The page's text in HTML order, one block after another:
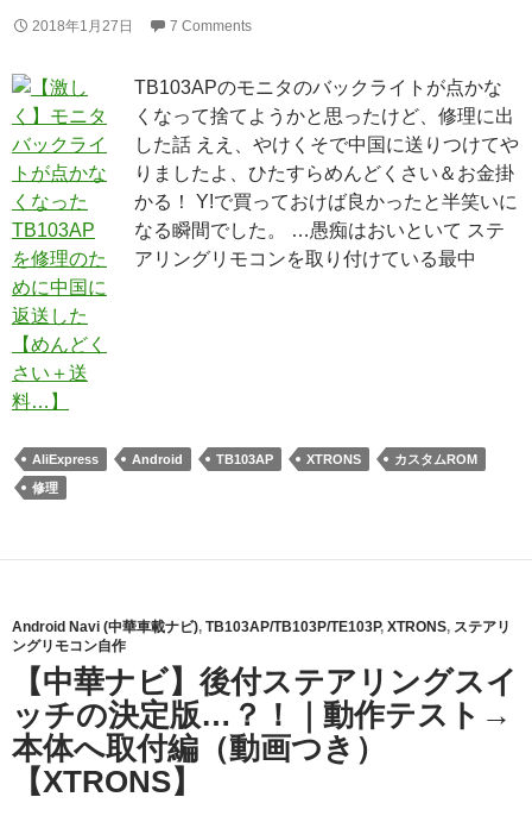
2018年1月27日 7 Comments
TB103APのモニタのバックライトが点かな
くなって捨てようかと思ったけど、修理に出
した話 ええ、やけくそで中国に送りつけてや
りましたよ、ひたすらめんどくさい＆お金掛
かる！ Y!で買っておけば良かったと半笑いに
なる瞬間でした。 …愚痴はおいといて ステ
アリングリモコンを取り付けている最中
AliExpress Android TB103AP XTRONS
カスタムROM
修理
Android Navi (中華車載ナビ), TB103AP/TB103P/TE103P, XTRONS, ステアリ
ングリモコン自作
【中華ナビ】後付ステアリングスイ
ッチの決定版…？！｜動作テスト→
本体へ取付編（動画つき）
【XTRONS】